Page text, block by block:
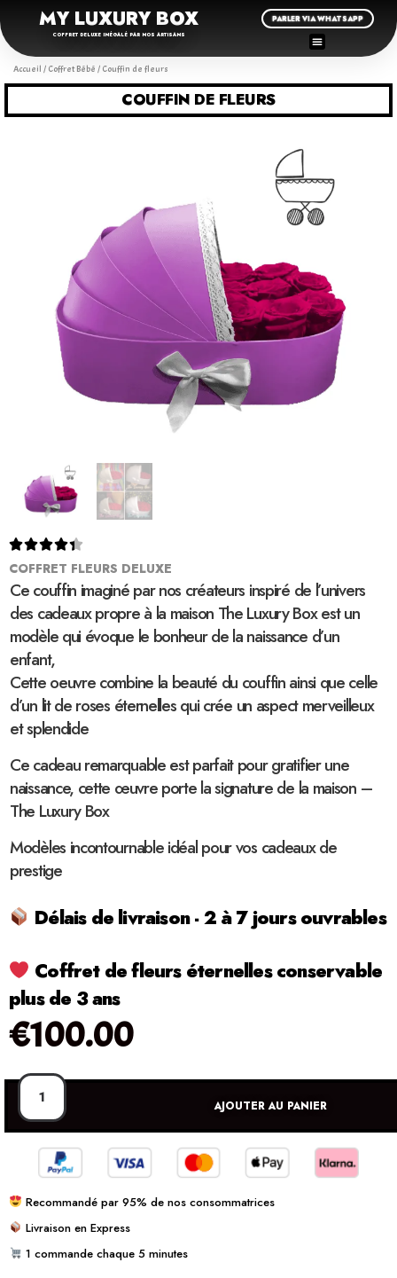
MY LUXURY BOX
COFFRET DELUXE INÉGALÉ PAR NOS ARTISANS
PARLER VIA WHATSAPP
Accueil / Coffret Bébé / Couffin de fleurs
COUFFIN DE FLEURS

COFFRET FLEURS DELUXE
Ce couffin imaginé par nos créateurs inspiré de l’univers
des cadeaux propre à la maison The Luxury Box est un
modèle qui évoque le bonheur de la naissance d’un
enfant,
Cette oeuvre combine la beauté du couffin ainsi que celle
d’un lit de roses éternelles qui crée un aspect merveilleux
et splendide
Ce cadeau remarquable est parfait pour gratifier une
naissance, cette œuvre porte la signature de la maison –
The Luxury Box
Modèles incontournable idéal pour vos cadeaux de
prestige
Délais de livraison - 2 à 7 jours ouvrables
Coffret de fleurs éternelles conservable
plus de 3 ans
€100.00
AJOUTER AU PANIER
Recommandé par 95% de nos consommatrices
Livraison en Express
1 commande chaque 5 minutes